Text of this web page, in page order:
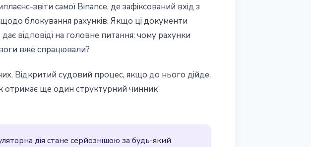
звіти самої Binance, де зафіксований вхід з
щодо блокування рахунків. Якщо ці документи
відповіді на головне питання: чому рахунки
вже спрацювали?
Відкритий судовий процес, якщо до нього дійде,
отримає ще один структурний чинник
дія стане серйознішою за будь-який